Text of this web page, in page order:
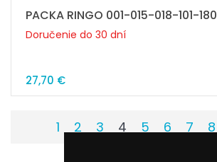
PACKA RINGO 001-015-018-101-180
Doručenie do 30 dní
27,70 €
1 2 3 4 5 6 7 8